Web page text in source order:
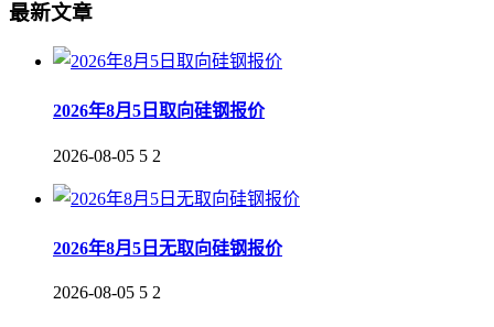
最新文章
2026年8月5日取向硅钢报价
2026-08-05 5 2
2026年8月5日无取向硅钢报价
2026-08-05 5 2